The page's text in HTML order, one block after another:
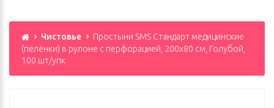
Чистовье
Простыни SMS Стандарт медицинские
(пелёнки) в рулоне с перфорацией, 200х80 см, Голубой,
100 шт/упк